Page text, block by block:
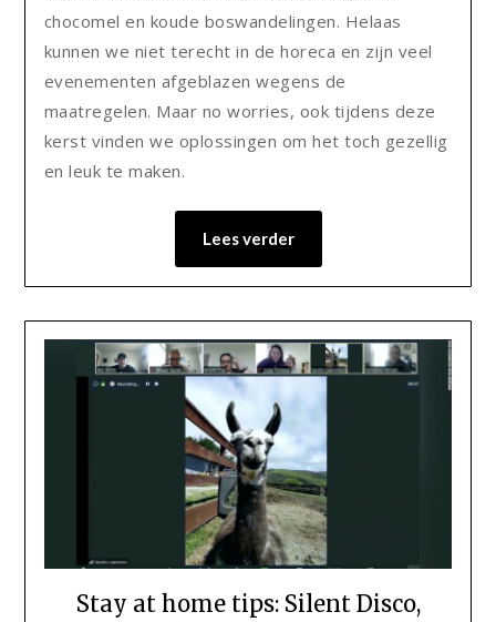
chocomel en koude boswandelingen. Helaas
kunnen we niet terecht in de horeca en zijn veel
evenementen afgeblazen wegens de
maatregelen. Maar no worries, ook tijdens deze
kerst vinden we oplossingen om het toch gezellig
en leuk te maken.
Lees verder
Stay at home tips: Silent Disco,